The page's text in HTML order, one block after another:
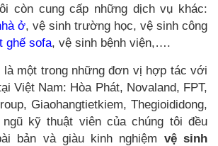
còn cung cấp những dịch vụ khác:
ở, vệ sinh trường học, vệ sinh công
ghế sofa, vệ sinh bệnh viện,….
là một trong những đơn vị hợp tác với
Việt Nam: Hòa Phát, Novaland, FPT,
Giaohangtietkiem, Thegioididong,
kỹ thuật viên của chúng tôi đều
bản và giàu kinh nghiệm vệ sinh